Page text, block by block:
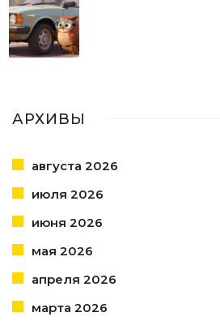
АРХИВЫ
августа 2026
июля 2026
июня 2026
мая 2026
апреля 2026
марта 2026